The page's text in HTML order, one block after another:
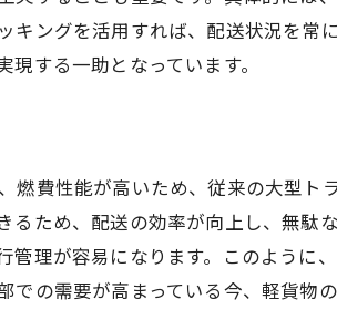
キングを活用すれば、配送状況を常
する一助となっています。
燃費性能が高いため、従来の大型ト
るため、配送の効率が向上し、無駄
管理が容易になります。このように
での需要が高まっている今、軽貨物